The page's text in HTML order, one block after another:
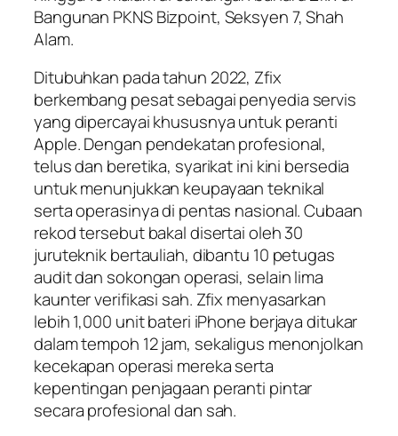
Bangunan PKNS Bizpoint, Seksyen 7, Shah
Alam.
Ditubuhkan pada tahun 2022, Zfix
berkembang pesat sebagai penyedia servis
yang dipercayai khususnya untuk peranti
Apple. Dengan pendekatan profesional,
telus dan beretika, syarikat ini kini bersedia
untuk menunjukkan keupayaan teknikal
serta operasinya di pentas nasional. Cubaan
rekod tersebut bakal disertai oleh 30
juruteknik bertauliah, dibantu 10 petugas
audit dan sokongan operasi, selain lima
kaunter verifikasi sah. Zfix menyasarkan
lebih 1,000 unit bateri iPhone berjaya ditukar
dalam tempoh 12 jam, sekaligus menonjolkan
kecekapan operasi mereka serta
kepentingan penjagaan peranti pintar
secara profesional dan sah.